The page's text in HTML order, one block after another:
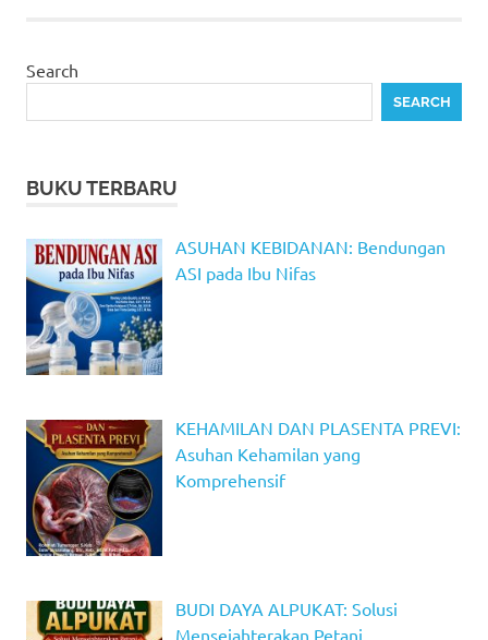
Search
SEARCH
BUKU TERBARU
ASUHAN KEBIDANAN: Bendungan
ASI pada Ibu Nifas
KEHAMILAN DAN PLASENTA PREVI:
Asuhan Kehamilan yang
Komprehensif
BUDI DAYA ALPUKAT: Solusi
Mensejahterakan Petani